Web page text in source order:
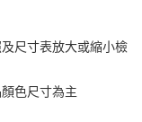
尺寸表放大或縮小檢
色尺寸為主